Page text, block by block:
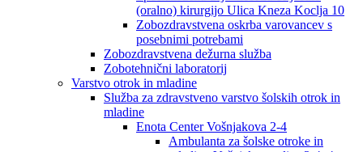
(oralno) kirurgijo Ulica Kneza Koclja 10
Zobozdravstvena oskrba varovancev s
posebnimi potrebami
Zobozdravstvena dežurna služba
Zobotehnični laboratorij
Varstvo otrok in mladine
Služba za zdravstveno varstvo šolskih otrok in
mladine
Enota Center Vošnjakova 2-4
Ambulanta za šolske otroke in